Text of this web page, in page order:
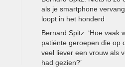
als je smartphone
loopt in het honderd
Bernard Spitz: ‘Hoe vaak
patiënte geroepen die op
veel liever een vrouw als
had gezien?’